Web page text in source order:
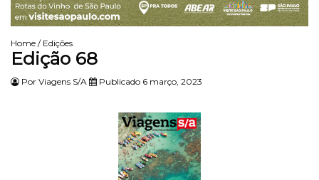
Home / Edições
Edição 68
Por Viagens S/A Publicado 6 março, 2023